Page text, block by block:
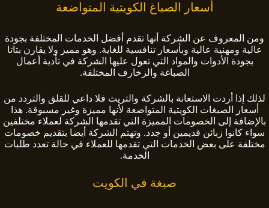
أسعار الصباغ الكويتية المتواضعة
ومن المعروف عن الشركة أنها تقدم أفضل الخدمات المختلفة بجودة
عالية ومهنية عالية وبأسعار تنافسية للغاية. وهو مميز ولا يقارن بتاتا
بجودة الأدوات والمواد التي تعول عليها الشركة في تأدية أعمال
الصباغة والزخارف المختلفة.
لذلك إذا أردت الاستعانة بالشركة والتريث فلا داعي للقلق والتردد من
أسعار الصبغات الكويتية المتواضعة لأنها مميزة وغير مسبوقة. هذا
بالإضافة إلى الخصومات المميزة التي تقدمها الشركة لعملاء مختلفين
سواء كانوا زبائن قديمين أو جدد. وتهتم الشركة أيضا بتقديم خصومات
مختلفة على بعض الخدمات التي تقدمها للعملاء في حالة تعدد طلبات
الخدمة.
صبغة في الكويت